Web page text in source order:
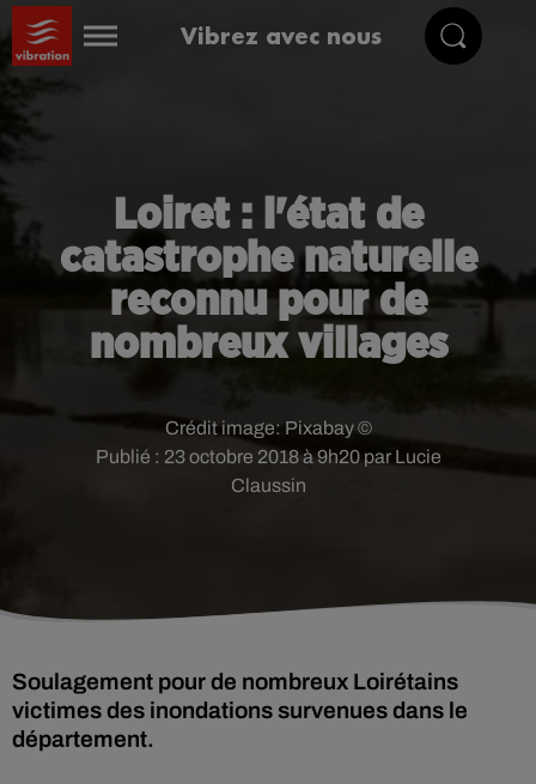
Vibrez avec nous
Loiret : l'état de
catastrophe naturelle
reconnu pour de
nombreux villages
Publié : 23 octobre 2018 à 9h20 par Lucie
Claussin
Crédit image: Pixabay ©
Soulagement pour de nombreux Loirétains
victimes des inondations survenues dans le
département.